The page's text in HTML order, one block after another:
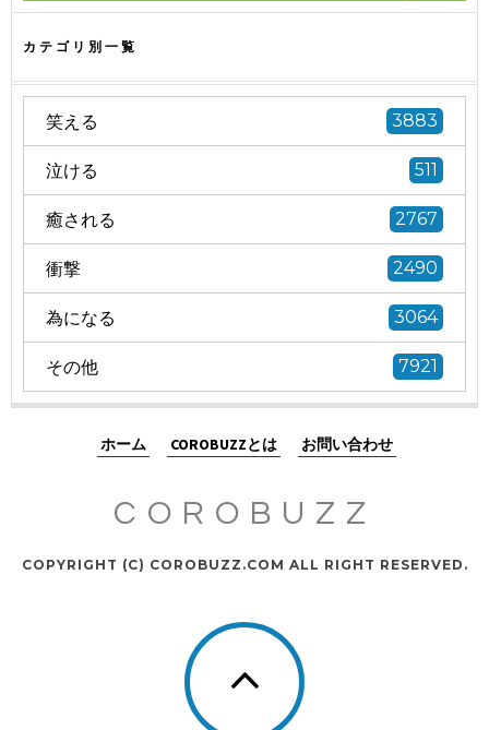
カテゴリ別一覧
笑える 3883
泣ける 511
癒される 2767
衝撃 2490
為になる 3064
その他 7921
ホーム COROBUZZとは お問い合わせ
COROBUZZ
COPYRIGHT (C) COROBUZZ.COM ALL RIGHT RESERVED.